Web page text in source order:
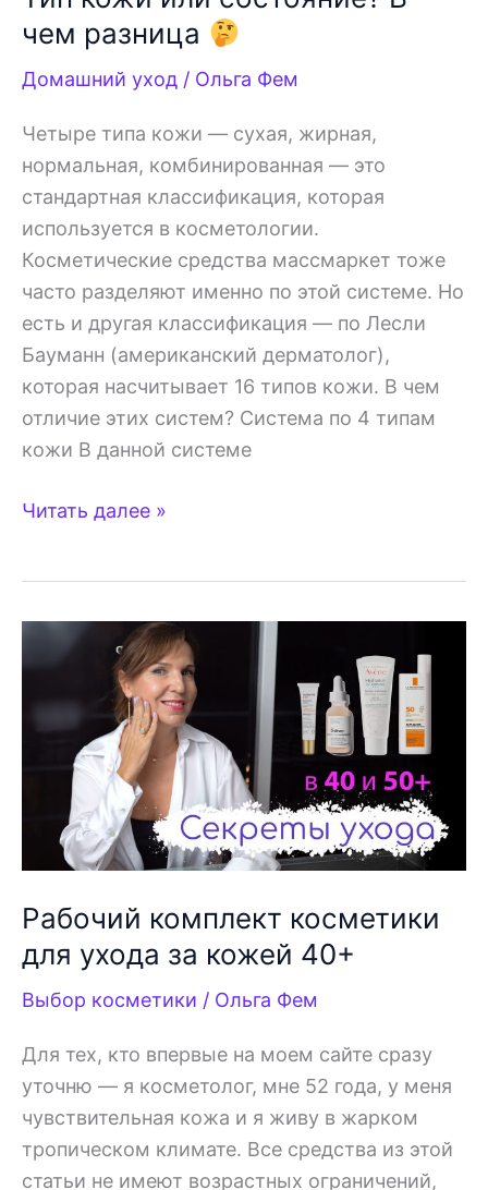
чем разница
Домашний уход / Ольга Фем
Четыре типа кожи — сухая, жирная,
нормальная, комбинированная — это
стандартная классификация, которая
используется в косметологии.
Косметические средства массмаркет тоже
часто разделяют именно по этой системе. Но
есть и другая классификация — по Лесли
Бауманн (американский дерматолог),
которая насчитывает 16 типов кожи. В чем
отличие этих систем? Система по 4 типам
кожи В данной системе
Тип
В
чем
разница
Читать далее »
Рабочий комплект косметики
для ухода за кожей 40+
Выбор косметики / Ольга Фем
Для тех, кто впервые на моем сайте сразу
уточню — я косметолог, мне 52 года, у меня
чувствительная кожа и я живу в жарком
тропическом климате. Все средства из этой
статьи не имеют возрастных ограничений,